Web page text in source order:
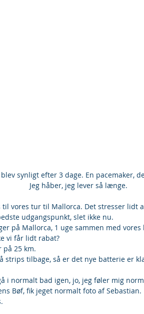
synligt efter 3 dage. En pacemaker,
Jeg håber, jeg lever så længe.
til vores tur til Mallorca. Det stresser lidt
udgangspunkt, slet ikke nu.
på Mallorca, 1 uge sammen med
vi får lidt rabat?
på 25 km.
strips tilbage, så er det nye batterie er
i normalt bad igen, jo, jeg føler mig
Bøf, fik jeget normalt foto af Sebastian.